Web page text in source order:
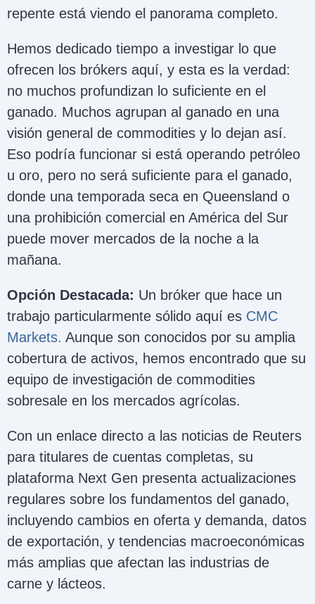
repente está viendo el panorama completo.
Hemos dedicado tiempo a investigar lo que
ofrecen los brókers aquí, y esta es la verdad:
no muchos profundizan lo suficiente en el
ganado. Muchos agrupan al ganado en una
visión general de commodities y lo dejan así.
Eso podría funcionar si está operando petróleo
u oro, pero no será suficiente para el ganado,
donde una temporada seca en Queensland o
una prohibición comercial en América del Sur
puede mover mercados de la noche a la
mañana.
Opción Destacada: Un bróker que hace un
trabajo particularmente sólido aquí es CMC
Markets. Aunque son conocidos por su amplia
cobertura de activos, hemos encontrado que su
equipo de investigación de commodities
sobresale en los mercados agrícolas.
Con un enlace directo a las noticias de Reuters
para titulares de cuentas completas, su
plataforma Next Gen presenta actualizaciones
regulares sobre los fundamentos del ganado,
incluyendo cambios en oferta y demanda, datos
de exportación, y tendencias macroeconómicas
más amplias que afectan las industrias de
carne y lácteos.